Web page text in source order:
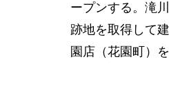
ープンする。滝
跡地を取得して
園店（花園町）